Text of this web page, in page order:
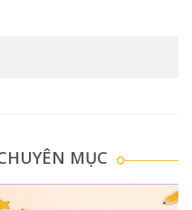
MỤC